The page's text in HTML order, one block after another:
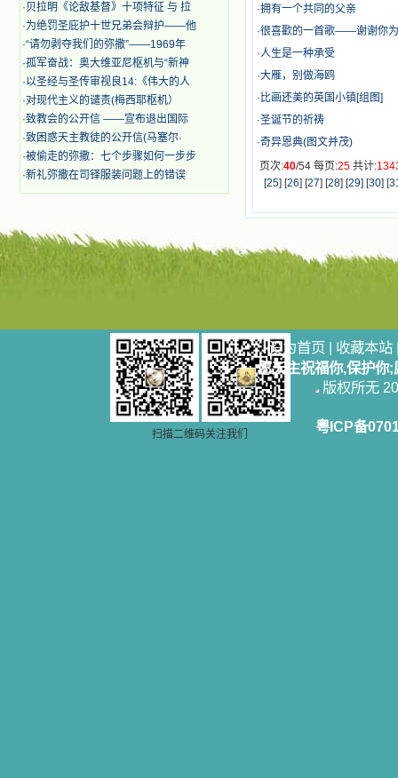
时，我为他们的在天之灵祈祷，我哭
着，为自已的同胞带给他们的苦难而
哀号。我一遍遍地重读那一行行被我
的斑斑泪痕弄得模糊不清的字句，那
些被主的爱火所燃烧而离开家乡来到
中国的传教士，我多么爱你们啊！我
心中流淌着多少感激的泪水。 他
们受苦却觉得喜乐，因为他们爱主，
他们感到能为主受一点苦是多么喜乐
的事。他们受苦时仍在唱着感谢的
歌，因他们无法不称颂主，因主使他
有力的言行激励我向前。 我一面
读，一面想过着他们这样圣善的生
活，也立志不在这虚幻的尘世中寻求
听他们的教诲，伴随在他们的身边，
和他们一起赞颂吾主，想到那使我欣
喜欢乐的甜蜜的相会，这世界对于我
一点吸引力都没有了。 从这些书
籍里，我认识了许多爱主的人，他们
使我更亲近主，帮助我更深的认识
主，爱主。这些曾经生活在人间的圣
·贝拉明《论敌基督》十项特征 与 拉
·为绝罚圣庇护十世兄弟会辩护——他
·“请勿剥夺我们的弥撒”——1969年
·孤军奋战：奥大维亚尼枢机与“新神
·以圣经与圣传审视良14:《伟大的人
·对现代主义的谴责(梅西耶枢机）
·致教会的公开信 ——宣布退出国际
·致困惑天主教徒的公开信(马塞尔·
·被偷走的弥撒：七个步骤如何一步步
·新礼弥撒在司铎服装问题上的错误
·拥有一个共同的父亲
·很喜歡的一首歌——谢谢你
·人生是一种承受
·大雁，别做海鸥
· 比画还美的英国小镇[组图]
·圣诞节的祈祷
·奇异恩典(图文并茂)
页次:40/54 每页:25 共计:
[25] [26] [27] [28] [29] [30] [
扫描二维码关注我们
设为首页 | 收藏本站
愿天主祝福你,保护你
版权所无
粤ICP备